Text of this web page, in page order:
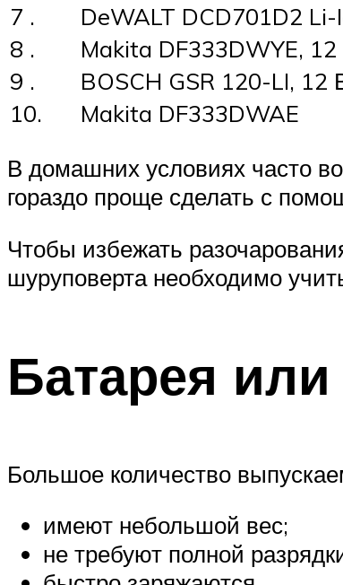
7 .
DeWALT DCD701D2 Li-
8 .
Makita DF333DWYE, 12
9 .
BOSCH GSR 120-LI, 12
10.
Makita DF333DWAE
В домашних условиях часто
гораздо проще сделать с
Чтобы избежать
шуруповерта необходимо
Батарея
Большое количество
имеют небольшой вес;
не требуют полной